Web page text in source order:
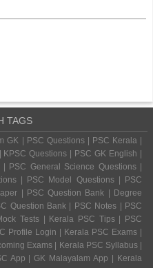
TAGS
GK | PSC Questions | PSC Kerala |
Questions | PSC GK English |
PSC General Science Questions |
| PSC Model Questions | PSC
| PSC Question Bank | Degree
Question Bank | PSC Notes | PSC
Tests | Kerala PSC Tips | PSC
Profile Login | Kerala PSC Exams |
Exams | Kerala PSC Syllabus |
App | GK Malayalam App | Kerala